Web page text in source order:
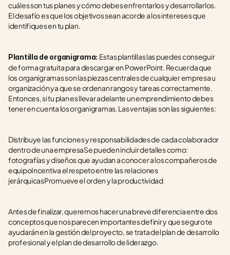
cuáles son tus planes y cómo debes enfrentarlos y desarrollarlos.
El desafío es que los objetivos sean acorde a los intereses que
identifiques en tu plan.
Plantilla de organigrama: Estas plantillas las puedes conseguir
de forma gratuita para descargar en PowerPoint. Recuerda que
los organigramas son las piezas centrales de cualquier empresa u
organización ya que se ordenan rangos y tareas correctamente.
Entonces, si tu plan es llevar adelante un emprendimiento debes
tener en cuenta los organigramas. Las ventajas son las siguientes:
Distribuye las funciones y responsabilidades de cada colaborador
dentro de una empresaSe pueden incluir detalles como:
fotografías y diseños que ayudan a conocer a los compañeros de
equipoIncentiva el respeto entre las relaciones
jerárquicasPromueve el orden y la productividad
Antes de finalizar, queremos hacer una breve diferencia entre dos
conceptos que nos parecen importantes definir y que seguro te
ayudarán en la gestión del proyecto, se trata del plan de desarrollo
profesional y el plan de desarrollo de liderazgo.